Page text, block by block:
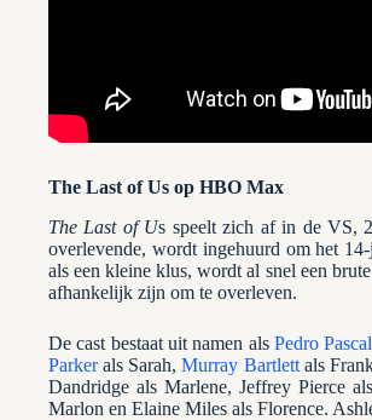
The Last of Us op HBO Max
The Last of Us speelt zich af in de VS,
overlevende, wordt ingehuurd om het
als een kleine klus, wordt al snel een
afhankelijk zijn om te overleven.
De cast bestaat uit namen als Pedro Pascal
Parkerals Sarah,Murray Bartlettals
Dandridge als Marlene, Jeffrey Pierce
Marlon en Elaine Miles als Florence.